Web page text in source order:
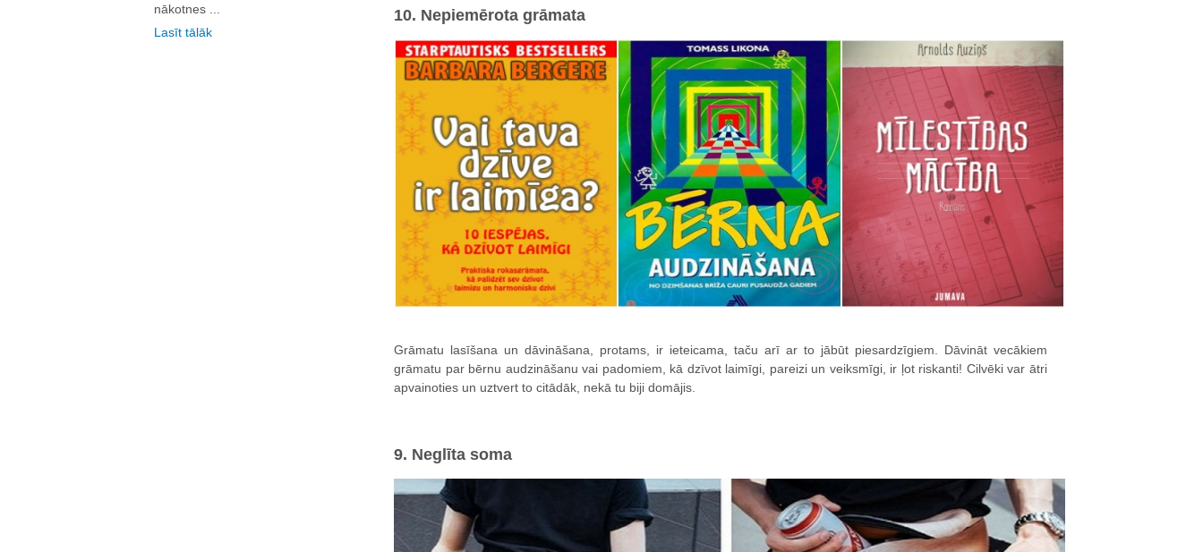
nākotnes ...
Lasīt tālāk
10. Nepiemērota grāmata
Grāmatu lasīšana un dāvināšana, protams, ir ieteicama, taču arī ar to jābūt piesardzīgiem. Dāvināt vecākiem
grāmatu par bērnu audzināšanu vai padomiem, kā dzīvot laimīgi, pareizi un veiksmīgi, ir ļot riskanti! Cilvēki var ātri
apvainoties un uztvert to citādāk, nekā tu biji domājis.
9. Neglīta soma